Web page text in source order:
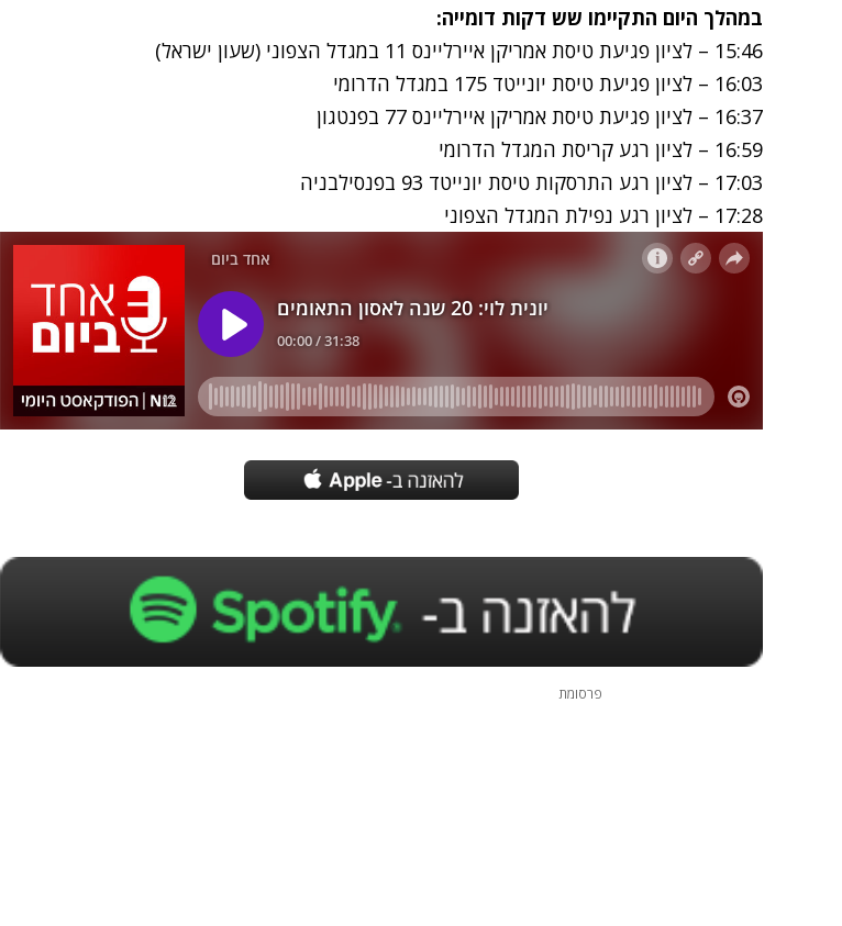
במהלך היום התקיימו שש דקות דומייה:
15:46 – לציון פגיעת טיסת אמריקן איירליינס 11 במגדל הצפוני (שעון ישראל)
16:03 – לציון פגיעת טיסת יונייטד 175 במגדל הדרומי
16:37 – לציון פגיעת טיסת אמריקן איירליינס 77 בפנטגון
16:59 – לציון רגע קריסת המגדל הדרומי
17:03 – לציון רגע התרסקות טיסת יונייטד 93 בפנסילבניה
17:28 – לציון רגע נפילת המגדל הצפוני
פרסומת